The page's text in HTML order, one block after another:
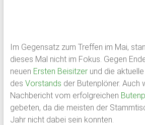
Im Gegensatz zum Treffen im Mai,
dieses Mal nicht im Fokus. Gegen
neuen Ersten Beisitzerund die
des Vorstands der Butenplöner. Auch
Nachbericht vom erfolgreichen
gebeten, da die meisten der
Jahr nicht dabei sein konnten.